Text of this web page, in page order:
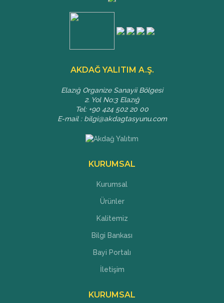
AKDAĞ YALITIM A.Ş.
Elazığ Organize Sanayii Bölgesi
2. Yol No:3 Elazığ
Tel: +90 424 502 20 00
E-mail : bilgi@akdagtasyunu.com
KURUMSAL
Kurumsal
Ürünler
Kalitemiz
Bilgi Bankası
Bayi Portalı
İletişim
KURUMSAL